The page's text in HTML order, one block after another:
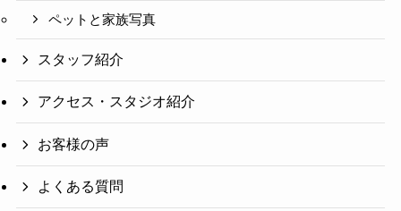
ペットと家族写真
スタッフ紹介
アクセス・スタジオ紹介
お客様の声
よくある質問